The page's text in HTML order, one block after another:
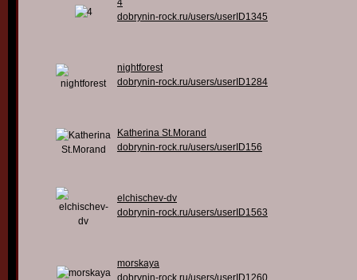
4
dobrynin-rock.ru/users/userID1345
nightforest
dobrynin-rock.ru/users/userID1284
Katherina St.Morand
dobrynin-rock.ru/users/userID156
elchischev-dv
dobrynin-rock.ru/users/userID1563
morskaya
dobrynin-rock.ru/users/userID1260